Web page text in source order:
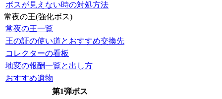
ボスが見えない時の対処方法
常夜の王(強化ボス)
常夜の王一覧
王の証の使い道とおすすめ交換先
コレクターの看板
地変の報酬一覧と出し方
おすすめ遺物
第1弾ボス